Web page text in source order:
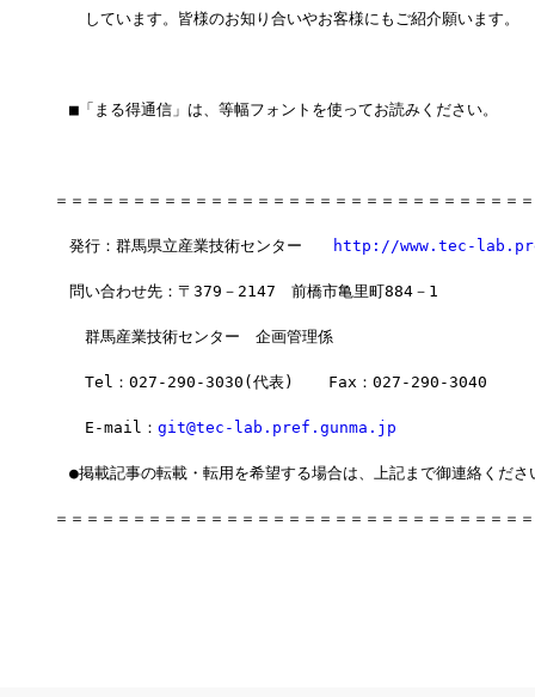
しています。皆様のお知り合いやお客様にもご紹介願います。
■「まる得通信」は、等幅フォントを使ってお読みください。
＝＝＝＝＝＝＝＝＝＝＝＝＝＝＝＝＝＝＝＝＝＝＝＝＝＝＝＝＝＝
発行：群馬県立産業技術センター http://www.tec-
問い合わせ先：〒379－2147　前橋市亀里町884－1
群馬産業技術センター　企画管理係
Tel：027-290-3030(代表)  　Fax：027-290-3040
E-mail： git@tec-lab.pref.gunma.jp
●掲載記事の転載・転用を希望する場合は、上記まで御連絡くださ
＝＝＝＝＝＝＝＝＝＝＝＝＝＝＝＝＝＝＝＝＝＝＝＝＝＝＝＝＝＝